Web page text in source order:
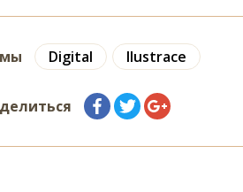
Digital Ilustrace